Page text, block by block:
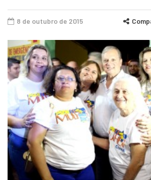
8 de outubro de 2015